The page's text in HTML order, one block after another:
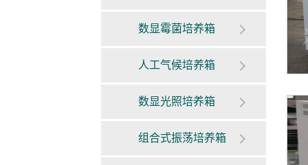
数显霉菌培养箱
人工气候培养箱
数显光照培养箱
组合式振荡培养箱